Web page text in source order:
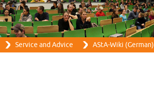
Skip to main content
Ser­vice and Ad­vice AStA-Wiki (Ger­man)